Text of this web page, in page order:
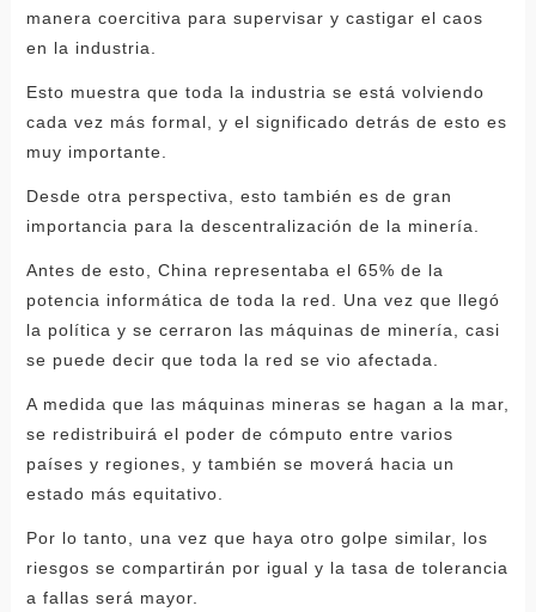
manera coercitiva para supervisar y castigar el caos
en la industria.
Esto muestra que toda la industria se está volviendo
cada vez más formal, y el significado detrás de esto es
muy importante.
Desde otra perspectiva, esto también es de gran
importancia para la descentralización de la minería.
Antes de esto, China representaba el 65% de la
potencia informática de toda la red. Una vez que llegó
la política y se cerraron las máquinas de minería, casi
se puede decir que toda la red se vio afectada.
A medida que las máquinas mineras se hagan a la mar,
se redistribuirá el poder de cómputo entre varios
países y regiones, y también se moverá hacia un
estado más equitativo.
Por lo tanto, una vez que haya otro golpe similar, los
riesgos se compartirán por igual y la tasa de tolerancia
a fallas será mayor.